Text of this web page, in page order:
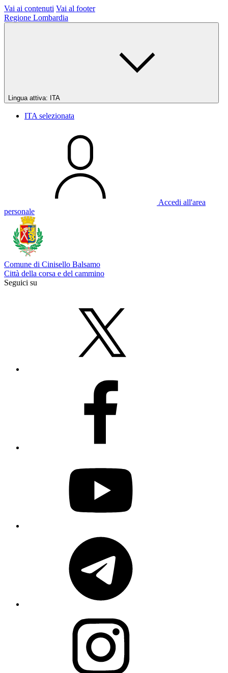
Vai ai contenuti Vai al footer
Regione Lombardia
Lingua attiva: ITA
ITA selezionata
Accedi all'area
personale
Comune di Cinisello Balsamo
Città della corsa e del cammino
Seguici su